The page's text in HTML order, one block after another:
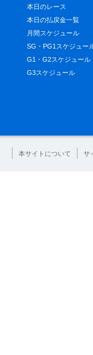
本日のレース
本日の払戻金一覧
月間スケジュール
SG・PG1スケジュー
G1・G2スケジュール
G3スケジュール
本サイトについて サ